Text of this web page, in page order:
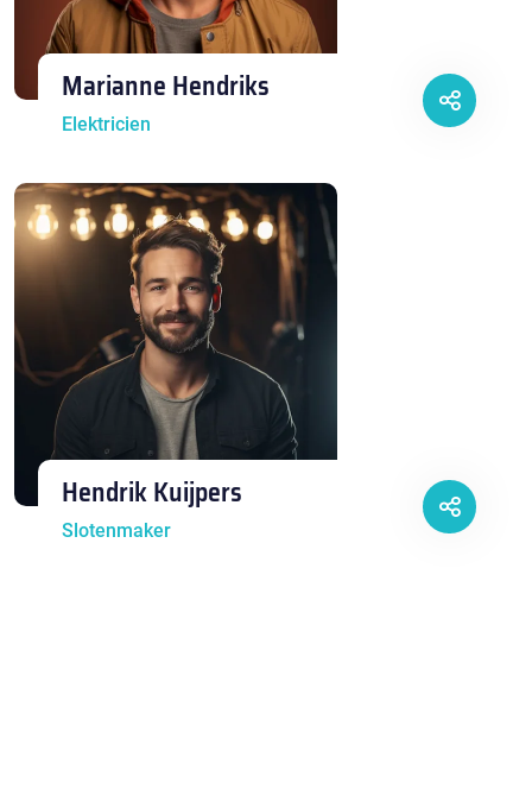
Marianne Hendriks
Elektricien
Hendrik Kuijpers
Slotenmaker